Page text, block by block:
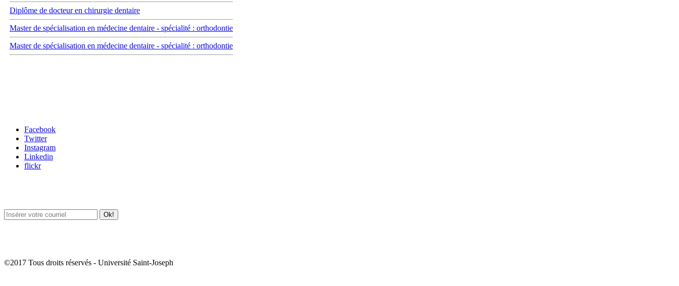
Diplôme de docteur en chirurgie dentaire
Master de spécialisation en médecine dentaire - spécialité : orthodontie
Master de spécialisation en médecine dentaire - spécialité : orthodontie
Facebook
Twitter
Instagram
Linkedin
flickr
©2017 Tous droits réservés - Université Saint-Joseph